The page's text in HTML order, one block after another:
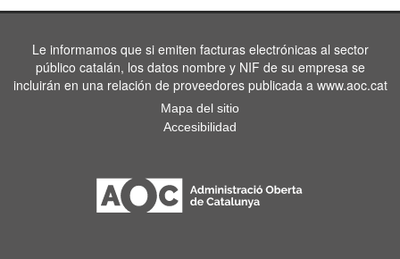
Le informamos que si emiten facturas electrónicas al sector
público catalán, los datos nombre y NIF de su empresa se
incluirán en una relación de proveedores publicada a www.aoc.cat
Mapa del sitio
Accesibilidad